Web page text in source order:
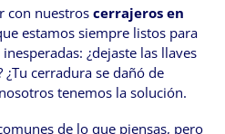
con nuestros cerrajeros en
estamos siempre listos para
¿dejaste las llaves
cerradura se dañó de
tenemos la solución.
de lo que piensas, pero